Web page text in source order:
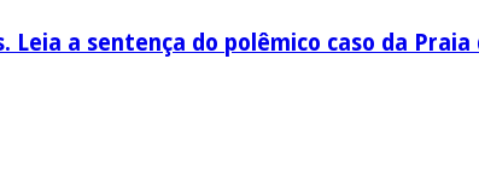
a sentença do polêmico caso da Praia